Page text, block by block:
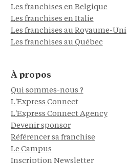
Les franchises en Belgique
Les franchises en Italie
Les franchises au Royaume-Uni
Les franchises au Québec
À propos
Qui sommes-nous ?
L'Express Connect
L'Express Connect Agency
Devenir sponsor
Référencer sa franchise
Le Campus
Inscription Newsletter